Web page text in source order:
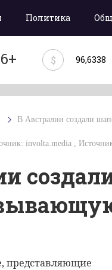
Политика
$ 96,6338
В Австралии создали
involta.media ,
представляющие